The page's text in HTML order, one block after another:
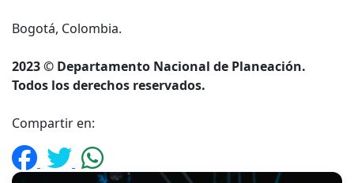
Bogotá, Colombia.
2023 © Departamento Nacional de Planeación.
Todos los derechos reservados.
Compartir en: